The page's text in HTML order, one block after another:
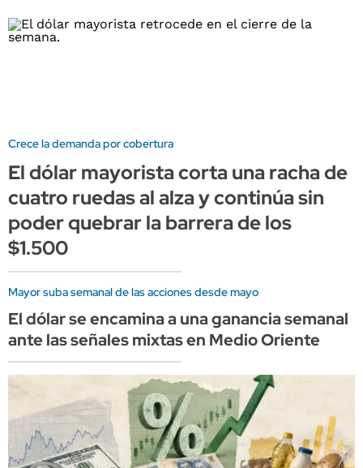
Crece la demanda por cobertura
El dólar mayorista corta una racha de
cuatro ruedas al alza y continúa sin
poder quebrar la barrera de los
$1.500
Mayor suba semanal de las acciones desde mayo
El dólar se encamina a una ganancia semanal
ante las señales mixtas en Medio Oriente